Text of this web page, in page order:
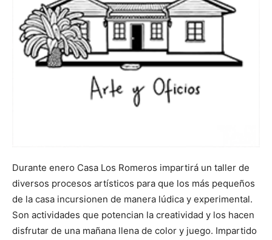
Durante enero Casa Los Romeros impartirá un taller de
diversos procesos artísticos para que los más pequeños
de la casa incursionen de manera lúdica y experimental.
Son actividades que potencian la creatividad y los hacen
disfrutar de una mañana llena de color y juego. Impartido